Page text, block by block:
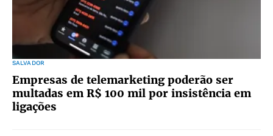
SALVADOR
Empresas de telemarketing poderão ser
multadas em R$ 100 mil por insistência em
ligações